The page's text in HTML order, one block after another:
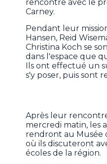
rencontre avec le
Carney.
Pendant leur
Hansen, Reid
Christina Koch se
dans l'espace que
Ils ont effectué un
s'y poser, puis sont
Après leur
mercredi matin, les
rendront au Musée
où ils discuteront
écoles de la région.